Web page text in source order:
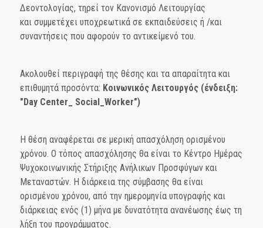
Δεοντολογίας, τηρεί τον Κανονισμό Λειτουργίας
και συμμετέχει υποχρεωτικά σε εκπαιδεύσεις ή /και
συναντήσεις που αφορούν το αντικείμενό του.
Ακολουθεί περιγραφή της θέσης και τα απαραίτητα και
επιθυμητά προσόντα: Κοινωνικός Λειτουργός (ένδειξη:
"Day Center_ Social_Worker")
Η θέση αναφέρεται σε μερική απασχόληση ορισμένου
χρόνου. Ο τόπος απασχόλησης θα είναι το Κέντρο Ημέρας
Ψυχοκοινωνικής Στήριξης Ανήλικων Προσφύγων και
Μεταναστών. Η διάρκεια της σύμβασης θα είναι
ορισμένου χρόνου, από την ημερομηνία υπογραφής και
διάρκειας ενός (1) μήνα με δυνατότητα ανανέωσης έως τη
λήξη του προγράμματος.